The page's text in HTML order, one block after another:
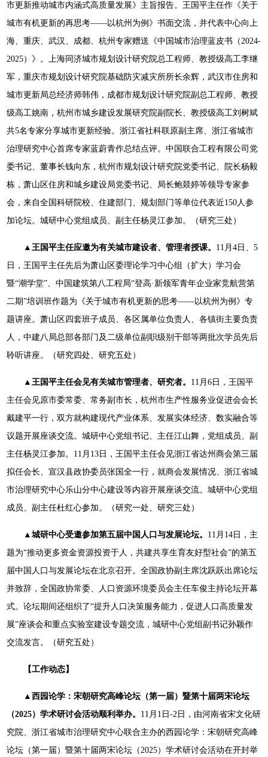
市更新推动城市内涵式高质量发展》主旨报告。王国平主任作《关于
城市有机更新的再思考——以杭州为例》书面交流，并代表中心向上
海、重庆、武汉、成都、杭州专家赠送《中国城市治理蓝皮书（2024-
2025）》。上海同济城市规划设计研究院总工程师、教授级高工李继
军，重庆市规划设计研究院基础防灾减灾所所长余辉，武汉市住房和
城市更新局总经济师韩伟，成都市规划设计研究院副总工程师、教授
级高工姚南，杭州市城乡建设发展研究院副院长、教授级高工刘树斌
共5名专家分享城市更新经验。浙江省社科联原副主席、浙江省城市
治理研究中心首席专家蓝蔚青作总结点评。中国联合工程有限公司党
委书记、董事长钱向东，杭州市规划设计研究院党委书记、院长杨毅
栋，萧山区住房和城乡建设局党委书记、局长鲍燚婷等领导专家参
会，来自全国科研院校、住建部门、规划部门等单位代表近150人参
加论坛。城研中心党组成员、副主任杨灵江参加。（研究三处）
▲王国平主任应邀为有关城市建设者、管理者授课。 11月4日、5
日，王国平主任先后为萧山区委理论学习中心组（扩大）学习会
暨“潮学堂”、中国建筑第八工程局“登高·新领军青年企业家竞航营第
二期”培训班作题为《关于城市有机更新的思考——以杭州为例》专
题讲座。萧山区四套班子成员、各区属单位负责人、各镇街主要负责
人，中建八局总部各部门及二级单位副职级别干部等两批次学员先后
聆听讲座。（研究四处、研究五处）
▲王国平主任会见有关城市管理者、研究者。 11月6日，王国平
主任会见原市委常委、常务副市长，杭州市生产性服务业促进会会长
戴建平一行，双方就构建现代产业体系、发展实体经济、数实融合等
议题开展座谈交流。城研中心党组书记、主任江山舞，党组成员、副
主任杨灵江参加。11月13日，王国平主任会见浙江省达州商会第三届
拟任会长、宣汉县政协委员张国全一行，就商会发展情况、浙江省城
市治理研究中心乐山分中心建设等内容开展座谈交流。城研中心党组
成员、副主任杜红心参加。（研究一处、研究三处）
▲城研中心受邀参加第五届中国人口与发展论坛。 11月14日，主
题为“推动更多资金资源投资于人，共建共享生育友好型社会”的第五
届中国人口与发展论坛在北京召开。全国政协副主席沈跃跃出席论坛
并致辞，全国政协常委、人口资源环境委员会主任车俊主持论坛开幕
式。论坛期间还组织了“提升人口决策服务能力，促进人口高质量发
展”座谈会和重点实验室建设专题交流，城研中心党组副书记孙颖作
交流发言。（研究五处）
【工作动态】
▲西园论学：宋朝研究高峰论坛（第一届）暨第十届两宋论坛
（2025）学术研讨会活动顺利举办。 11月1日-2日，由河南省宋文化研
究院、浙江省城市治理研究中心联合主办的西园论学：宋朝研究高峰
论坛（第一届）暨第十届两宋论坛（2025）学术研讨会活动在开封举